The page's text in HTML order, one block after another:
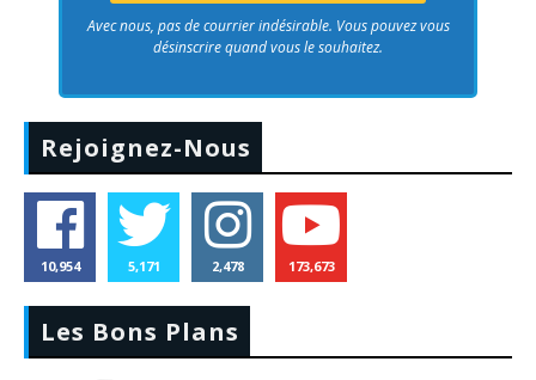
Avec nous, pas de courrier indésirable. Vous pouvez vous
désinscrire quand vous le souhaitez.
Rejoignez-Nous
10,954 5,171 2,478 173,673
Les Bons Plans